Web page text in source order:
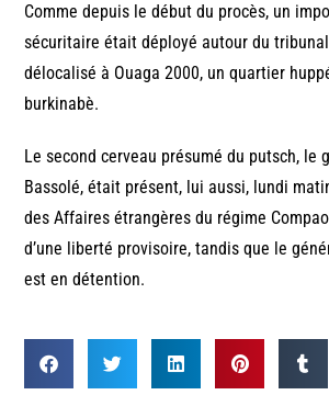
Comme depuis le début du procès, un
sécuritaire était déployé autour du
délocalisé à Ouaga 2000, un quartier
burkinabè.
Le second cerveau présumé du putsch, le
Bassolé, était présent, lui aussi, lundi
des Affaires étrangères du régime
d’une liberté provisoire, tandis que le
est en détention.